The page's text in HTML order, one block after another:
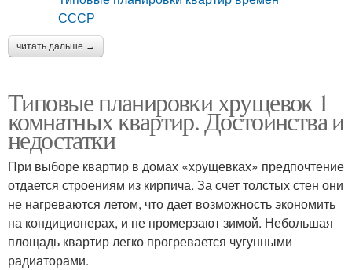
читать дальше →
Типовые планировки хрущевок 1
комнатных квартир. Достоинства и
недостатки
При выборе квартир в домах «хрущевках» предпочтение
отдается строениям из кирпича. За счет толстых стен они
не нагреваются летом, что дает возможность экономить
на кондиционерах, и не промерзают зимой. Небольшая
площадь квартир легко прогревается чугунными
радиаторами.